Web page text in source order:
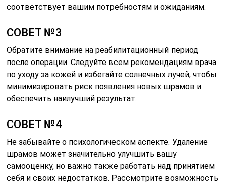
соответствует вашим потребностям и ожиданиям.
СОВЕТ №3
Обратите внимание на реабилитационный период
после операции. Следуйте всем рекомендациям врача
по уходу за кожей и избегайте солнечных лучей, чтобы
минимизировать риск появления новых шрамов и
обеспечить наилучший результат.
СОВЕТ №4
Не забывайте о психологическом аспекте. Удаление
шрамов может значительно улучшить вашу
самооценку, но важно также работать над принятием
себя и своих недостатков. Рассмотрите возможность